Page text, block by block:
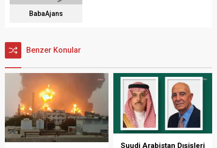
BabaAjans
Benzer Konular
Suudi Arabistan Dışişleri